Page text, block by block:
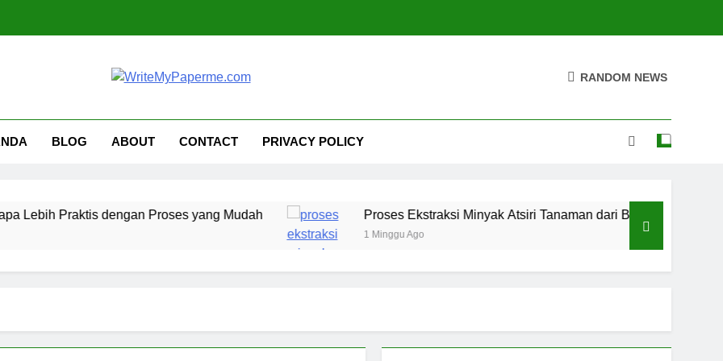
RANDOM NEWS
BLOG ABOUT CONTACT PRIVACY POLICY
Praktis dengan Proses yang Mudah Proses Ekstraksi Minyak Atsiri Tanaman dari Bahan hingga Hasil
1 Minggu Ago